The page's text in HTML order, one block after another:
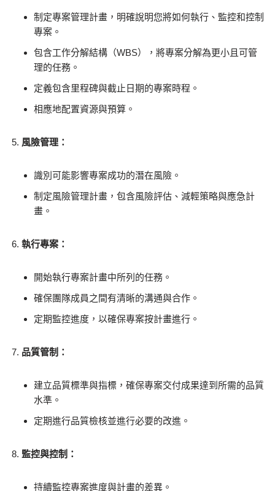
制定專案管理計畫，明確說明您將如何執行、監控和控制
專案。
包含工作分解結構（WBS），將專案分解為更小且可管
理的任務。
定義包含里程碑與截止日期的專案時程。
相應地配置資源與預算。
風險管理：
識別可能影響專案成功的潛在風險。
制定風險管理計畫，包含風險評估、減輕策略與應急計
畫。
執行專案：
開始執行專案計畫中所列的任務。
確保團隊成員之間有清晰的溝通與合作。
定期監控進度，以確保專案按計畫進行。
品質管制：
建立品質標準與指標，確保專案交付成果達到所需的品質
水準。
定期進行品質檢核並進行必要的改進。
監控與控制：
持續監控專案進度與計畫的差異。